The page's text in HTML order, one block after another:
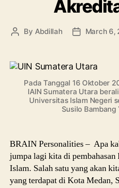
Post
By Abdillah
PostMarch 6,
Pada Tanggal 16 Oktober
IAIN Sumatera Utara
Universitas Islam Negeri
Susilo Bambang
BRAIN Personalities – Apa
jumpa lagi kita di
Islam. Salah satu yang akan
yang terdapat di Kota Medan,